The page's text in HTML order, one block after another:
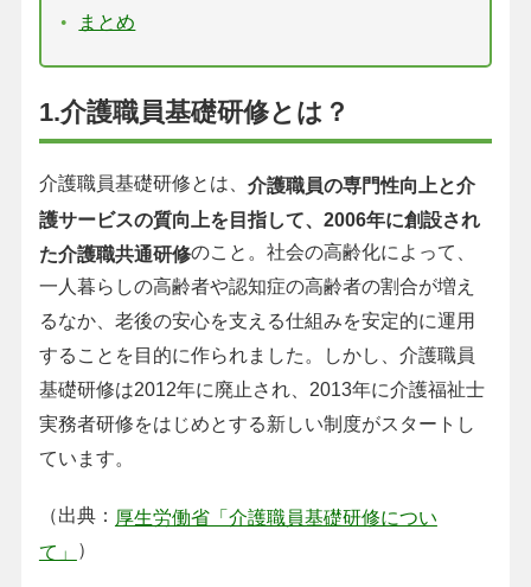
まとめ
1.介護職員基礎研修とは？
介護職員基礎研修とは、 介護職員の専門性向上と介
護サービスの質向上を目指して、2006年に創設され
た介護職共通研修のこと。社会の高齢化によって、
一人暮らしの高齢者や認知症の高齢者の割合が増え
るなか、老後の安心を支える仕組みを安定的に運用
することを目的に作られました。しかし、介護職員
基礎研修は2012年に廃止され、2013年に介護福祉士
実務者研修をはじめとする新しい制度がスタートし
ています。
（出典： 厚生労働省「介護職員基礎研修につい
て」
）